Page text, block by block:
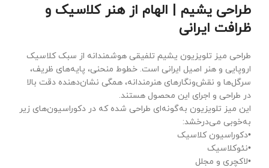
طراحی یشیم | الهام از هنر کلاسیک و
ظرافت ایرانی
طراحی میز تلویزیون یشیم تلفیقی هوشمندانه از سبک کلاسیک
اروپایی و هنر اصیل ایرانی است. خطوط منحنی، پایه‌های ظریف،
سرگل‌ها و نقش‌ونگارهای هنرمندانه، همگی نشان‌دهنده دقت بالا
در طراحی و اجرای این محصول هستند.
این میز تلویزیون به‌گونه‌ای طراحی شده که در دکوراسیون‌های زیر
به‌خوبی می‌درخشد:
•دکوراسیون کلاسیک
•نئوکلاسیک
•لاکچری و مجلل